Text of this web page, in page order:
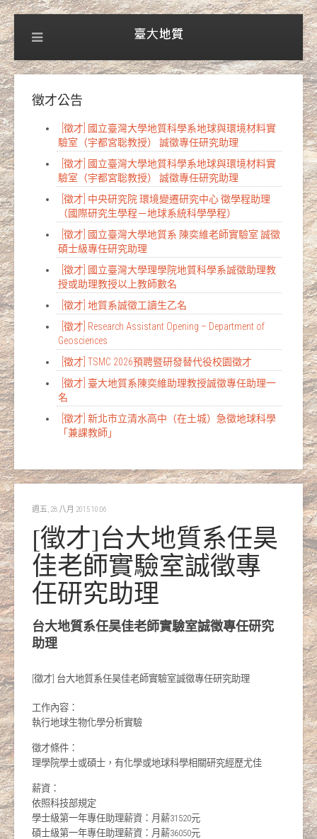
徵才公告
[徵才] 國立臺灣大學地質科學系地球與環境材料實
驗室（宇都宮聡教授） 誠徵專任研究助理
[徵才] 國立臺灣大學地質科學系地球與環境材料實
驗室（宇都宮聡教授） 誠徵專任研究助理
[徵才] 中央研究院 環境變遷研究中心 徵學程助理
（國際研究生學程－地球系統科學學程）
[徵才] 國立臺灣大學地質系 陳奕維老師實驗室 誠徵
碩士級專任研究助理
[徵才] 國立臺灣大學理學院地質科學系誠徵助理教
授或助理教授以上教師數名
[徵才] 地質系誠徵工讀生乙名
[徵才] Research Assistant Opening – Department of
Geosciences
[徵才] TSMC 2026預聘暨研發替代役校園徵才
[徵才] 臺大地質系陳奕維助理教授誠徵專任助理一
名
[徵才] 新北市立清水高中（在土城）急徵地球科學
「兼課教師」
週五, 28 八月 2015 10:06
[徵才]台大地質系任昊
佳老師實驗室誠徵專
任研究助理
台大地質系任昊佳老師實驗室誠徵專任研究
助理
[徵才] 台大地質系任昊佳老師實驗室誠徵專任研究助理
工作內容：
執行地球生物化學分析實驗
徵才條件：
理學院學士或碩士，有化學或地球科學相關研究經歷尤佳
薪資：
依照科技部規定
學士級第一年專任助理薪資：月薪31520元
碩士級第一年專任助理薪資：月薪36050元